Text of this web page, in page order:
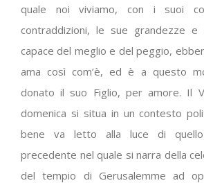
quale noi viviamo, con i suoi
contraddizioni, le sue grandezze e
capace del meglio e del peggio,
ama così com’è, ed è a questo
donato il suo Figlio, per amore. Il
domenica si situa in un contesto
bene va letto alla luce di quello
precedente nel quale si narra della
del tempio di Gerusalemme ad